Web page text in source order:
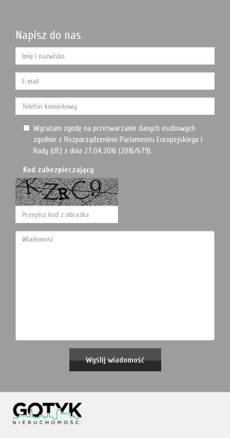
Napisz do nas
Wyrażam zgodę na przetwarzanie danych osobowych
zgodnie z Rozporządzeniem Parlamentu Europejskiego i
Rady (UE) z dnia 27.04.2016 (2016/679).
Kod zabezpieczający